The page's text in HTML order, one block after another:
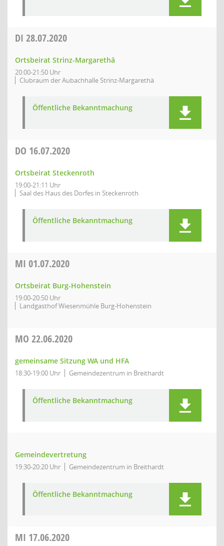
DI 28.07.2020
Ortsbeirat Strinz-Margarethä
20:00-21:50 Uhr
Clubraum der Aubachhalle Strinz-Margarethä
Öffentliche Bekanntmachung
DO 16.07.2020
Ortsbeirat Steckenroth
19:00-21:11 Uhr
Saal des Haus des Dorfes in Steckenroth
Öffentliche Bekanntmachung
MI 01.07.2020
Ortsbeirat Burg-Hohenstein
19:00-20:50 Uhr
Landgasthof Wiesenmühle Burg-Hohenstein
MO 22.06.2020
gemeinsame Sitzung WA und HFA
18:30-19:00 Uhr Gemeindezentrum in Breithardt
Öffentliche Bekanntmachung
Gemeindevertretung
19:30-20:20 Uhr Gemeindezentrum in Breithardt
Öffentliche Bekanntmachung
MI 17.06.2020